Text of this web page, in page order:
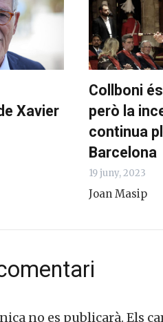
Xavier
Collboni
però la
continua
Barcelona
19 juny, 2023
Joan Masip
no es publicarà. Els